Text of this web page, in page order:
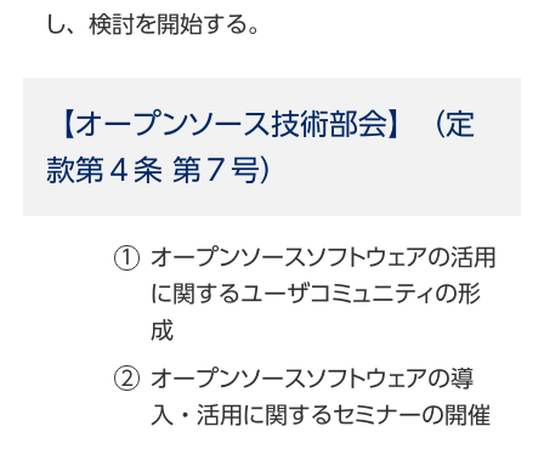
し、検討を開始する。
【オープンソース技術部会】（定
款第４条 第７号）
オープンソースソフトウェアの活用
に関するユーザコミュニティの形
成
オープンソースソフトウェアの導
入・活用に関するセミナーの開催